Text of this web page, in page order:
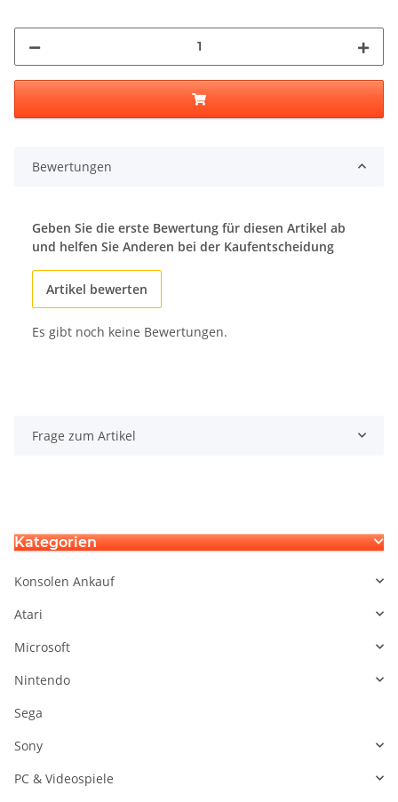
Bewertungen
Geben Sie die erste Bewertung für diesen Artikel ab
und helfen Sie Anderen bei der Kaufentscheidung
Artikel bewerten
Es gibt noch keine Bewertungen.
Frage zum Artikel
Kategorien
Konsolen Ankauf
Atari
Microsoft
Nintendo
Sega
Sony
PC & Videospiele